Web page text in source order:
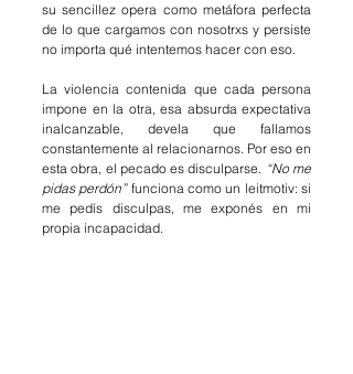
su sencillez opera como metáfora perfecta
de lo que cargamos con nosotrxs y persiste
no importa qué intentemos hacer con eso.
La violencia contenida que cada persona
impone en la otra, esa absurda expectativa
inalcanzable, devela que fallamos
constantemente al relacionarnos. Por eso en
esta obra, el pecado es disculparse. “No me
pidas perdón” funciona como un leitmotiv: si
me pedís disculpas, me exponés en mi
propia incapacidad.